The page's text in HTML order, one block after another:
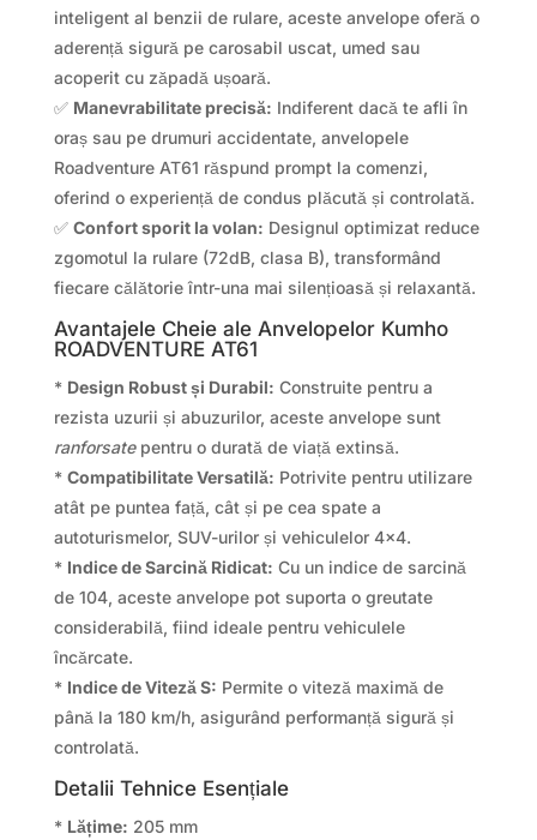
inteligent al benzii de rulare, aceste anvelope oferă o
aderență sigură pe carosabil uscat, umed sau
acoperit cu zăpadă ușoară.
✅ Manevrabilitate precisă: Indiferent dacă te afli în
oraș sau pe drumuri accidentate, anvelopele
Roadventure AT61 răspund prompt la comenzi,
oferind o experiență de condus plăcută și controlată.
✅ Confort sporit la volan: Designul optimizat reduce
zgomotul la rulare (72dB, clasa B), transformând
fiecare călătorie într-una mai silențioasă și relaxantă.
Avantajele Cheie ale Anvelopelor Kumho
ROADVENTURE AT61
* Design Robust și Durabil: Construite pentru a
rezista uzurii și abuzurilor, aceste anvelope sunt
ranforsatepentru o durată de viață extinsă.
* Compatibilitate Versatilă: Potrivite pentru utilizare
atât pe puntea față, cât și pe cea spate a
autoturismelor, SUV-urilor și vehiculelor 4×4.
* Indice de Sarcină Ridicat: Cu un indice de sarcină
de 104, aceste anvelope pot suporta o greutate
considerabilă, fiind ideale pentru vehiculele
încărcate.
* Indice de Viteză S: Permite o viteză maximă de
până la 180 km/h, asigurând performanță sigură și
controlată.
Detalii Tehnice Esențiale
* Lățime: 205 mm